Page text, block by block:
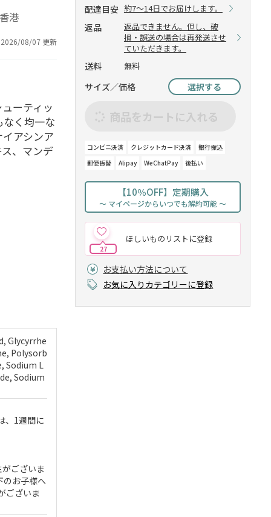
港
2026/08/07 更新
ーティッ
なく均一な
アシンア
、マンデ
配達目安 約7～14日でお届けします。
返品
返品できません。但し、破
損・誤送の場合は再発送させ
ていただきます。
送料 無料
サイズ／価格 選択する
商品をカートに入れる
コンビニ決済 クレジットカード決済
銀行振込
郵便振替
Alipay WeChatPay 後払い
【10％OFF】定期購入
～ マイページからいつでも解約可能 ～
ほしいものリストに登録
27
お支払い方法について
お気に入りカテゴリーに登録
Glycyrrhe
Polysorb
Sodium L
Sodium
、1週間に
ございま
のお子様へ
ございま